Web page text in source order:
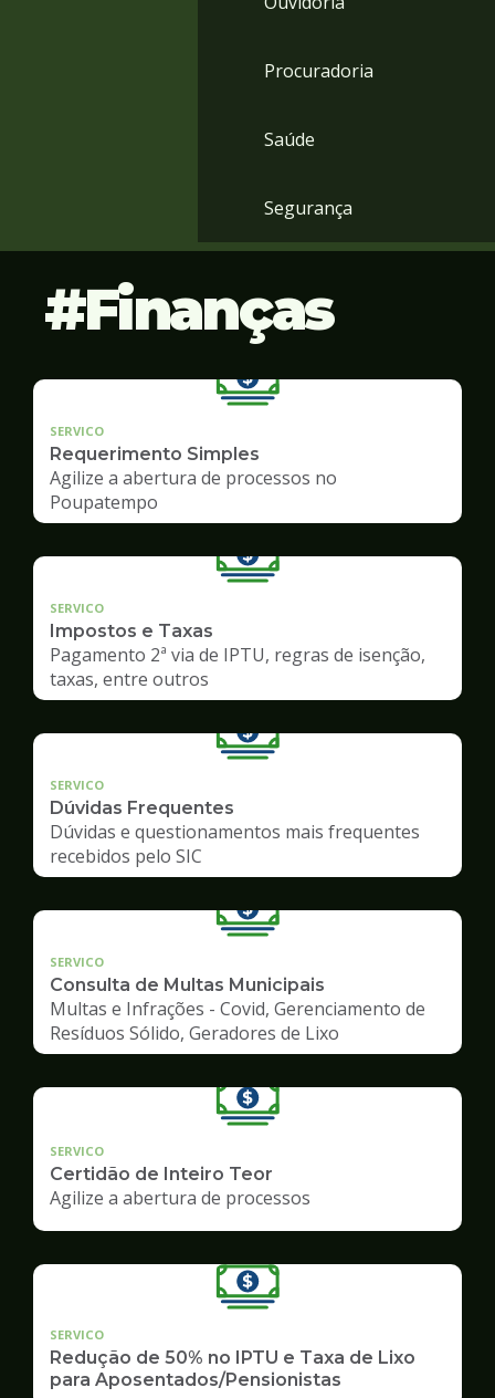
Procuradoria
Saúde
Segurança
Finanças
SERVICO
Requerimento Simples
Agilize a abertura de processos no
Poupatempo
SERVICO
Impostos e Taxas
Pagamento 2ª via de IPTU, regras de isenção,
taxas, entre outros
SERVICO
Dúvidas Frequentes
Dúvidas e questionamentos mais frequentes
recebidos pelo SIC
SERVICO
Consulta de Multas Municipais
Multas e Infrações - Covid, Gerenciamento de
Resíduos Sólido, Geradores de Lixo
SERVICO
Certidão de Inteiro Teor
Agilize a abertura de processos
SERVICO
Redução de 50% no IPTU e Taxa de Lixo
para Aposentados/Pensionistas